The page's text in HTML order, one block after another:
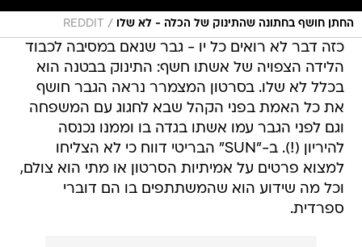
החתן חושף בחתונה שהתינוק של הכלה - לא שלו /
REDDIT
כזה דבר לא רואים כל יו - גבר שנאם במסיבה לכבוד
הלידה הצפויה של אשתו חשף: התינוק בבטנה הוא
בכלל לא שלו. בסרטון המצמרר נראה הגבר חושף
את כל האמת בפני הקהל שבא לחגוג עם המשפחה
וגם לפני הגבר עמו אשתו בגדה בו וממנו נכנסה
להיריון (!). ב-"SUN" הבריטי דווח כי לא הצליחו
למצוא פרטים על אמיתיות הסרטון או מתי הוא צולם,
וכל מה שידוע הוא שהמשתתפים בו הם דוברי
ספרדית.